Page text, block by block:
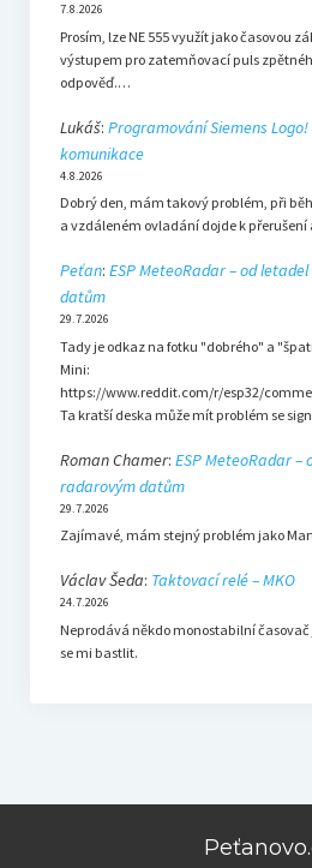
7.8.2026
Prosím, lze NE 555 využít jako časovou
výstupem pro zatemňovací puls
odpověď.…
Lukáš: Programování Siemens Logo!
komunikace
4.8.2026
Dobrý den, mám takový problém, při
a vzdáleném ovladání dojde k
Peťan: ESP MeteoRadar – od
datům
29.7.2026
Tady je odkaz na fotku "dobrého" a
Mini:
https://www.reddit.com/r/esp32/
Ta kratší deska může mít problém se
Roman Chamer: ESP MeteoRadar
radarovým datům
29.7.2026
Zajímavé, mám stejný problém jako
Václav Šeda: Taktovací relé – MKO
24.7.2026
Neprodává někdo monostabilní
se mi bastlit.